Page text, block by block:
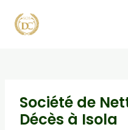
contenu
Société de
Décès à Isola